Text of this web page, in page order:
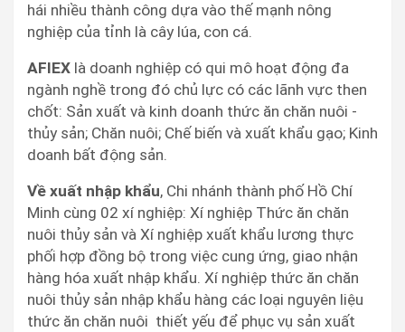
hái nhiều thành công dựa vào thế mạnh nông
nghiệp của tỉnh là cây lúa, con cá.
AFIEX là doanh nghiệp có qui mô hoạt động đa
ngành nghề trong đó chủ lực có các lãnh vực then
chốt: Sản xuất và kinh doanh thức ăn chăn nuôi -
thủy sản; Chăn nuôi; Chế biến và xuất khẩu gạo; Kinh
doanh bất động sản.
Về xuất nhập khẩu, Chi nhánh thành phố Hồ Chí
Minh cùng 02 xí nghiệp: Xí nghiệp Thức ăn chăn
nuôi thủy sản và Xí nghiệp xuất khẩu lương thực
phối hợp đồng bộ trong việc cung ứng, giao nhận
hàng hóa xuất nhập khẩu. Xí nghiệp thức ăn chăn
nuôi thủy sản nhập khẩu hàng các loại nguyên liệu
thức ăn chăn nuôi thiết yếu để phục vụ sản xuất